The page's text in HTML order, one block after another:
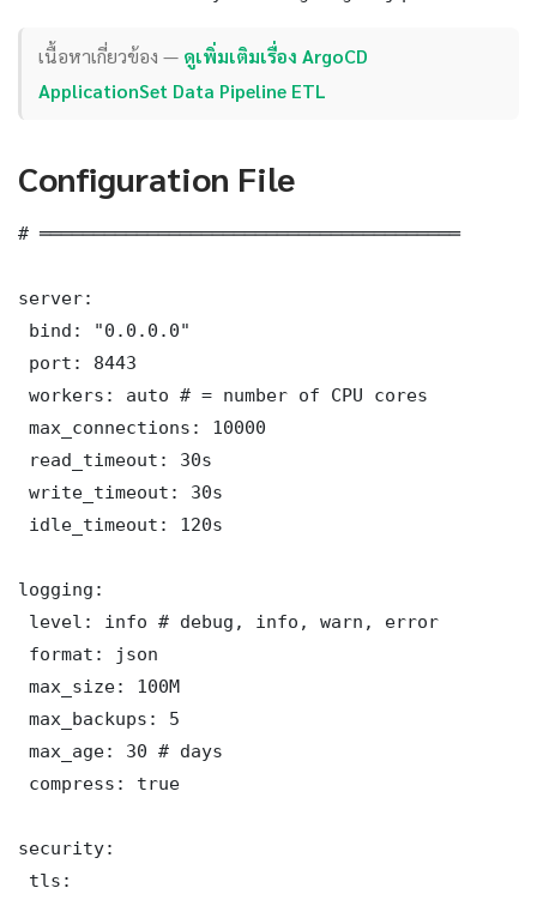
เนื้อหาเกี่ยวข้อง — ดูเพิ่มเติมเรื่อง ArgoCD
ApplicationSet Data Pipeline ETL
Configuration File
# ═══════════════════════════════════════
server:
bind: "0.0.0.0"
port: 8443
workers: auto # = number of CPU cores
max_connections: 10000
read_timeout: 30s
write_timeout: 30s
idle_timeout: 120s
logging:
level: info # debug, info, warn, error
format: json
max_size: 100M
max_backups: 5
max_age: 30 # days
compress: true
security:
tls: